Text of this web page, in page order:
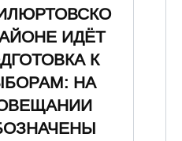
ИДЁТ
К
НА